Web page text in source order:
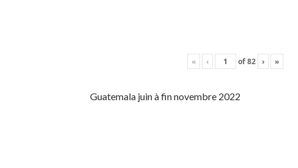
« ‹ of82 › »
Guatemala juin à fin novembre 2022